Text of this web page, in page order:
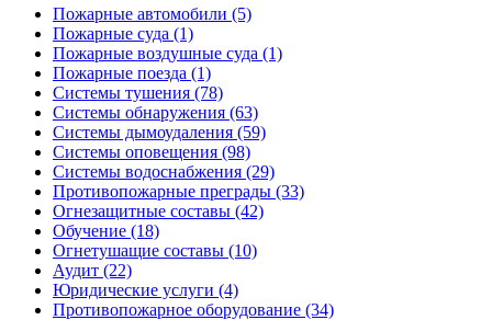
Пожарные автомобили (5)
Пожарные суда (1)
Пожарные воздушные суда (1)
Пожарные поезда (1)
Системы тушения (78)
Системы обнаружения (63)
Системы дымоудаления (59)
Системы оповещения (98)
Системы водоснабжения (29)
Противопожарные преграды (33)
Огнезащитные составы (42)
Обучение (18)
Огнетушащие составы (10)
Аудит (22)
Юридические услуги (4)
Противопожарное оборудование (34)